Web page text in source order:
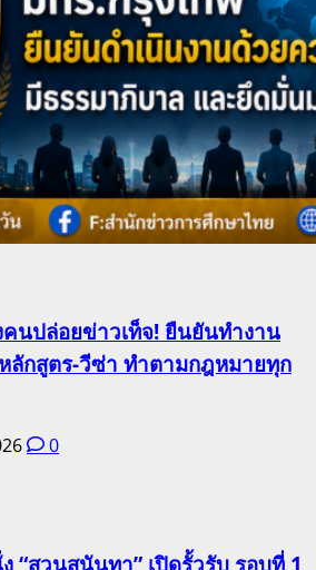
คนปล่อยข่าวเท็จ! ยืนยันทำงาน
ลักสูตร-วีซ่า ทำตามกฎหมายทุก
0
“สวนสุนันทา” เปิดรั้วรับ รอบที่ 1